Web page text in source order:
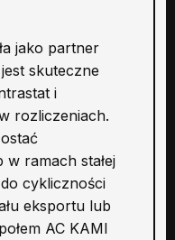
jako partner
skuteczne
i
rozliczeniach.
ramach stałej
cykliczności
eksportu lub
AC KAMI